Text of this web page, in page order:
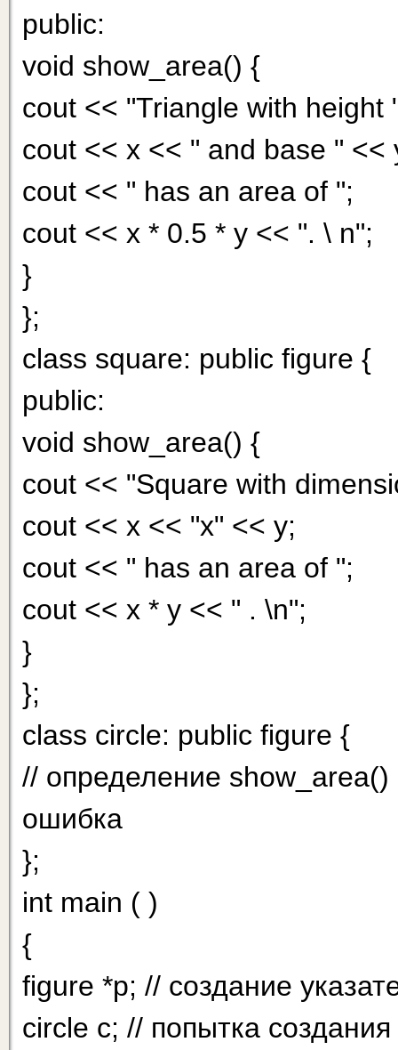
public:
void show_area() {
cout << "Triangle with height
cout << x << " and base " <<
cout << " has an area of ";
cout << x * 0.5 * у << ". \ n";
}
};
class square: public figure {
public:
void show_area() {
cout << "Square with
cout << x << "x" << y;
cout << " has an area of ";
cout << x * у << " . \n";
}
};
class circle: public figure {
// определение show_area()
ошибка
};
int main ( )
{
figure *р; // создание
circle с; // попытка